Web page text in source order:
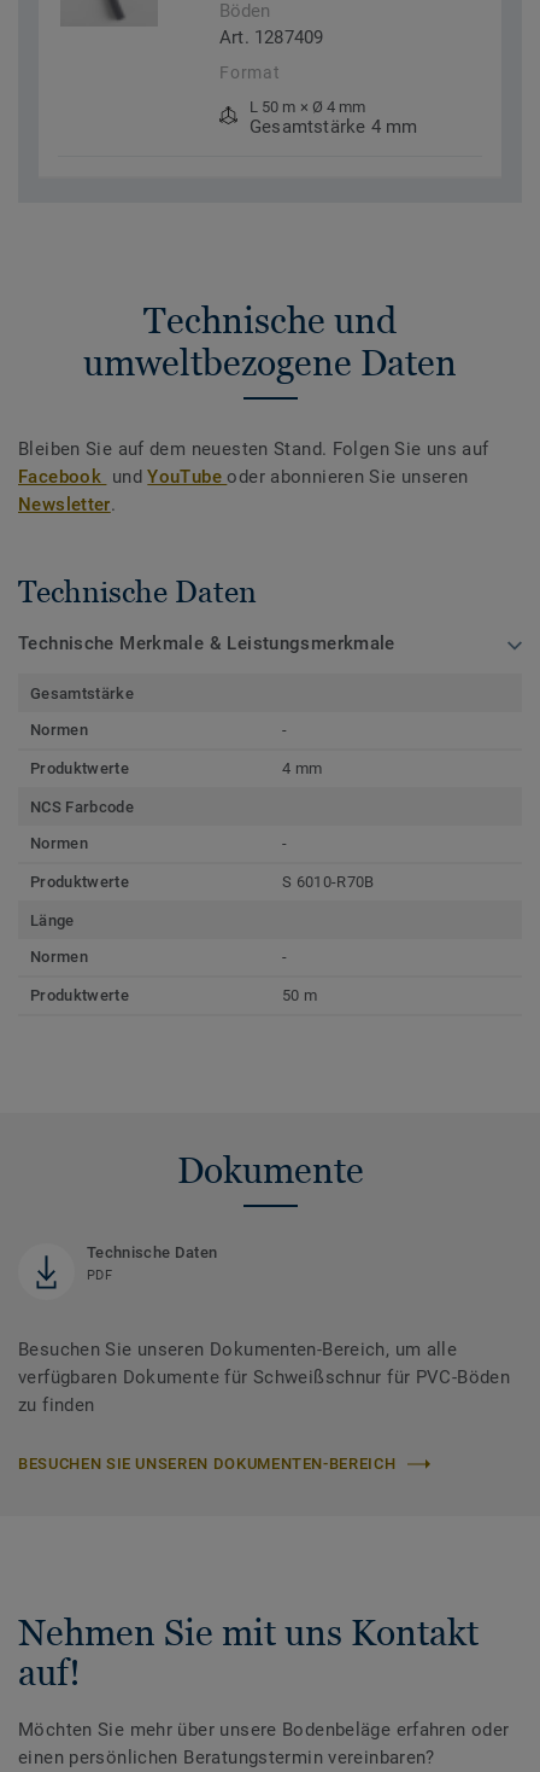
Böden
Art. 1287409
Format
L 50 m × Ø 4 mm
Gesamtstärke 4 mm
Technische und
umweltbezogene Daten
Bleiben Sie auf dem neuesten Stand. Folgen Sie uns auf
Facebook undYouTubeoder abonnieren Sie unseren
Newsletter.
Technische Daten
Technische Merkmale & Leistungsmerkmale
Gesamtstärke
Normen
-
Produktwerte 4 mm
NCS Farbcode
Normen
-
Produktwerte S 6010-R70B
Länge
Normen
-
Produktwerte 50 m
Dokumente
Technische Daten
PDF
Besuchen Sie unseren Dokumenten-Bereich, um alle
verfügbaren Dokumente für Schweißschnur für PVC-Böden
zu finden
BESUCHEN SIE UNSEREN DOKUMENTEN-BEREICH
Nehmen Sie mit uns Kontakt
auf!
Möchten Sie mehr über unsere Bodenbeläge erfahren oder
einen persönlichen Beratungstermin vereinbaren?